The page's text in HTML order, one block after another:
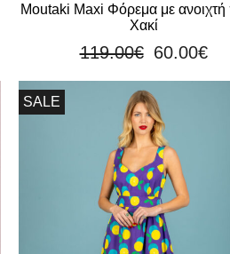
Moutaki Maxi Φόρεμα με ανοιχτή
Χακί
119.00€ 60.00€
SALE